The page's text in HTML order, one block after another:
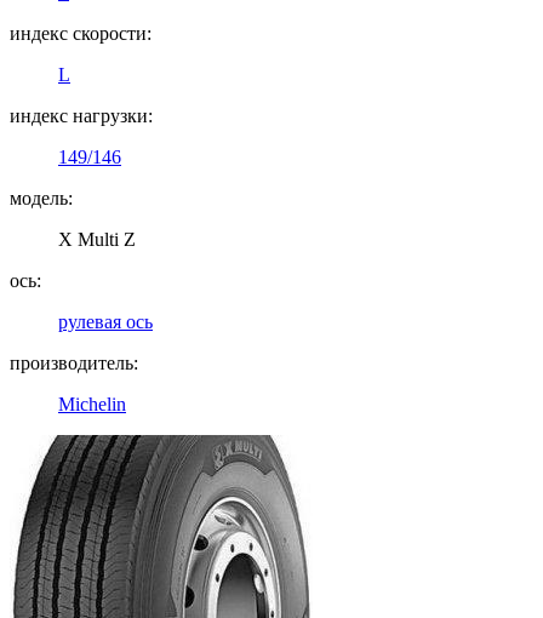
индекс скорости:
L
индекс нагрузки:
149/146
модель:
X Multi Z
ось:
рулевая ось
производитель:
Michelin